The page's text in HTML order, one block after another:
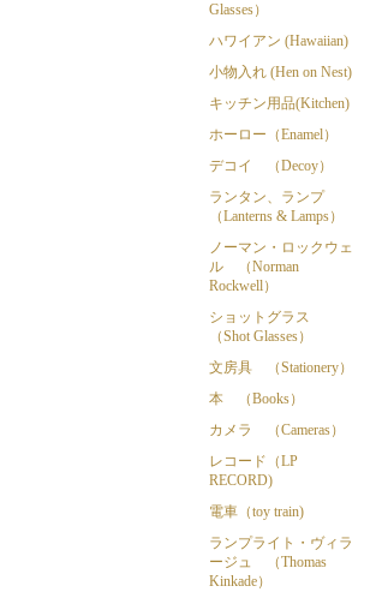
Glasses）
ハワイアン (Hawaiian)
小物入れ (Hen on Nest)
キッチン用品(Kitchen)
ホーロー（Enamel）
デコイ （Decoy）
ランタン、ランプ
（Lanterns & Lamps）
ノーマン・ロックウェ
ル （Norman
Rockwell）
ショットグラス
（Shot Glasses）
文房具 （Stationery）
本 （Books）
カメラ （Cameras）
レコード（LP
RECORD)
電車（toy train)
ランプライト・ヴィラ
ージュ （Thomas
Kinkade）